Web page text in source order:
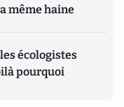
même haine
écologistes
pourquoi